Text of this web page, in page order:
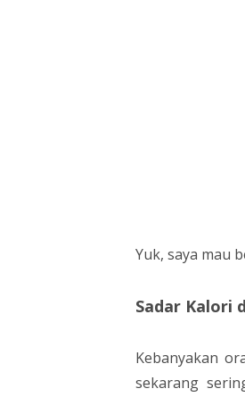
Yuk, saya mau
Sadar Kalori
Kebanyakan
sekarang